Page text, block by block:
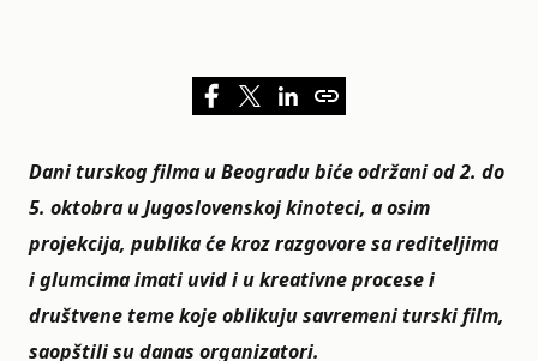
Dani turskog filma u Beogradu biće održani od 2. do
5. oktobra uJugoslovenskoj kinoteci, a osim
projekcija, publika će kroz razgovore sa rediteljima
i glumcima imati uvid i u kreativne procese i
društvene teme koje oblikuju savremeni turski film,
saopštili su danas organizatori.